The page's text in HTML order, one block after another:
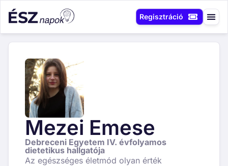
Regisztráció
Mezei Emese
Debreceni Egyetem IV. évfolyamos
dietetikus hallgatója
Az egészséges életmód olyan érték